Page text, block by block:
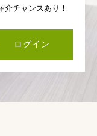
介チャンスあり！
ログイン